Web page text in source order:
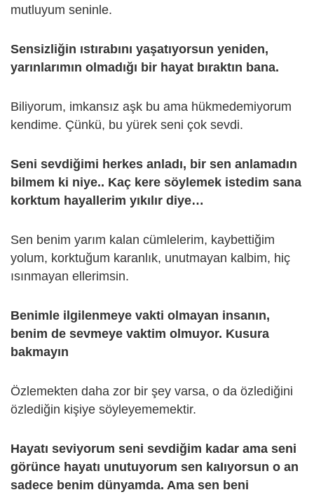
mutluyum seninle.
Sensizliğin ıstırabını yaşatıyorsun yeniden,
yarınlarımın olmadığı bir hayat bıraktın bana.
Biliyorum, imkansız aşk bu ama hükmedemiyorum
kendime. Çünkü, bu yürek seni çok sevdi.
Seni sevdiğimi herkes anladı, bir sen anlamadın
bilmem ki niye.. Kaç kere söylemek istedim sana
korktum hayallerim yıkılır diye…
Sen benim yarım kalan cümlelerim, kaybettiğim
yolum, korktuğum karanlık, unutmayan kalbim, hiç
ısınmayan ellerimsin.
Benimle ilgilenmeye vakti olmayan insanın,
benim de sevmeye vaktim olmuyor. Kusura
bakmayın
Özlemekten daha zor bir şey varsa, o da özlediğini
özlediğin kişiye söyleyememektir.
Hayatı seviyorum seni sevdiğim kadar ama seni
görünce hayatı unutuyorum sen kaIıyorsun o an
sadece benim dünyamda. Ama sen beni